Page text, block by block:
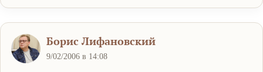
Борис Лифановский
9/02/2006 в 14:08